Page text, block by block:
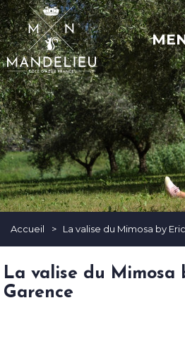
Accueil > La valise du Mimosa by
La valise du Mimosa
Garence